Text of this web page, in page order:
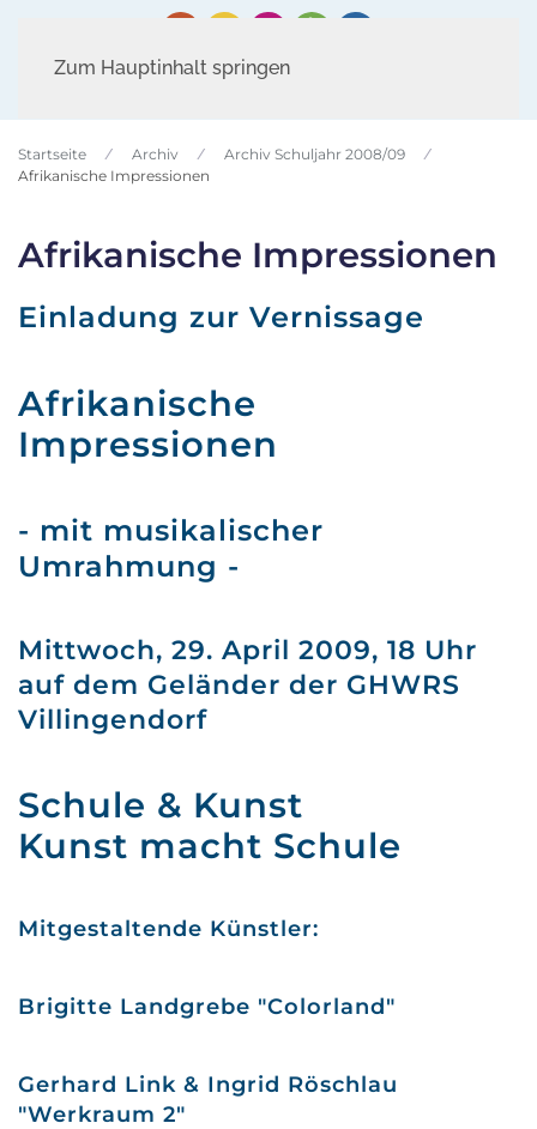
Zum Hauptinhalt springen
Startseite Archiv
Archiv Schuljahr 2008/09
Afrikanische Impressionen
Afrikanische Impressionen
Einladung zur Vernissage
Afrikanische
Impressionen
- mit musikalischer
Umrahmung -
Mittwoch, 29. April 2009, 18 Uhr
auf dem Geländer der GHWRS
Villingendorf
Schule & Kunst
Kunst macht Schule
Mitgestaltende Künstler:
Brigitte Landgrebe "Colorland"
Gerhard Link & Ingrid Röschlau
"Werkraum 2"